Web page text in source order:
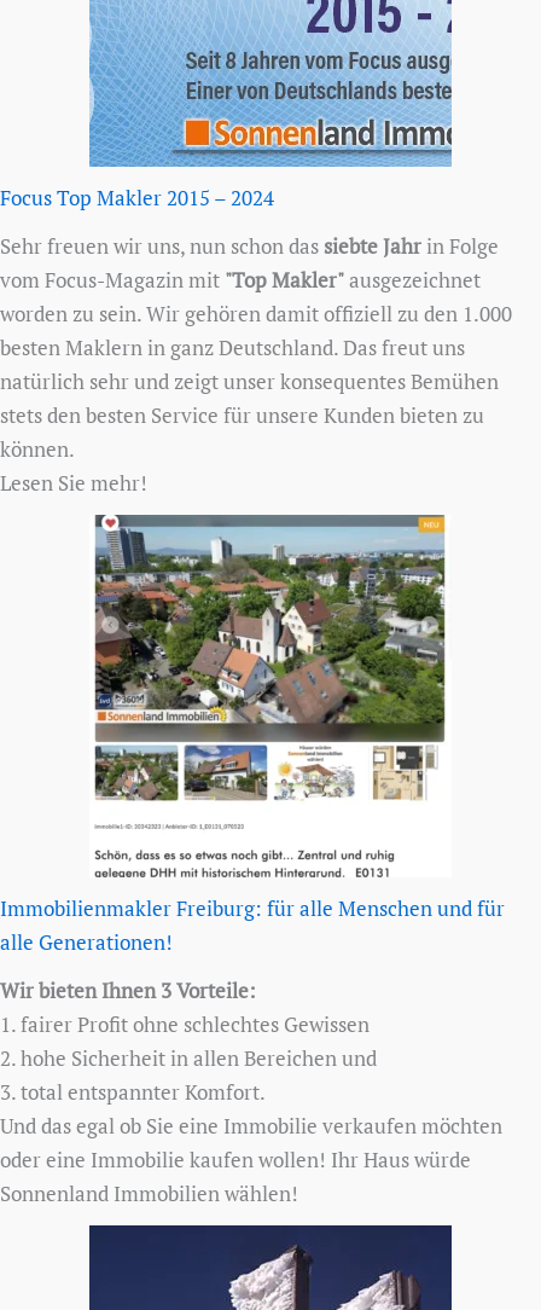
Focus Top Makler 2015 – 2024
Sehr freuen wir uns, nun schon das siebte Jahr in Folge
vom Focus-Magazin mit "Top Makler"ausgezeichnet
worden zu sein. Wir gehören damit offiziell zu den 1.000
besten Maklern in ganz Deutschland. Das freut uns
natürlich sehr und zeigt unser konsequentes Bemühen
stets den besten Service für unsere Kunden bieten zu
können.
Lesen Sie mehr!
Immobilienmakler Freiburg: für alle Menschen und für
alle Generationen!
Wir bieten Ihnen 3 Vorteile:
1. fairer Profit ohne schlechtes Gewissen
2. hohe Sicherheit in allen Bereichen und
3. total entspannter Komfort.
Und das egal ob Sie eine Immobilie verkaufen möchten
oder eine Immobilie kaufen wollen! Ihr Haus würde
Sonnenland Immobilien wählen!